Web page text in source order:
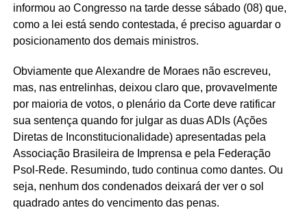
informou ao Congresso na tarde desse sábado (08) que,
como a lei está sendo contestada, é preciso aguardar o
posicionamento dos demais ministros.
Obviamente que Alexandre de Moraes não escreveu,
mas, nas entrelinhas, deixou claro que, provavelmente
por maioria de votos, o plenário da Corte deve ratificar
sua sentença quando for julgar as duas ADIs (Ações
Diretas de Inconstitucionalidade) apresentadas pela
Associação Brasileira de Imprensa e pela Federação
Psol-Rede. Resumindo, tudo continua como dantes. Ou
seja, nenhum dos condenados deixará der ver o sol
quadrado antes do vencimento das penas.